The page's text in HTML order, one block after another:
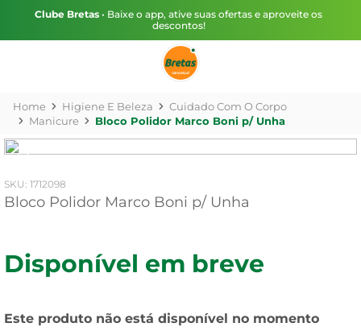
Clube Bretas • Baixe o app, ative suas ofertas e aproveite os
descontos!
Higiene E Beleza
Cuidado Com O Corpo
Manicure
Bloco Polidor Marco Boni p/ Unha
: 1712098
Bloco Polidor Marco Boni p/ Unha
Disponível em breve
Este produto não está disponível no momento